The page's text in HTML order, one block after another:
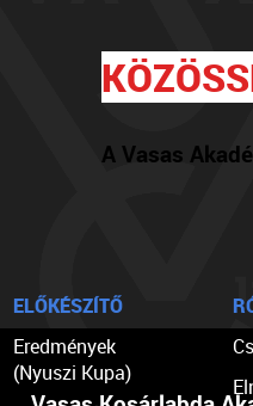
A Vasas
ELŐKÉSZÍTŐ
Eredmények
(Nyuszi Kupa)